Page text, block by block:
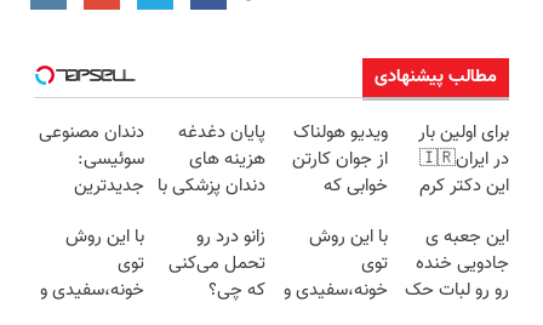
مطالب پیشنهادی
برای اولین بار
در ایران🇮🇷
این دکتر کرم
روزه ساخت!
ویدیو هولناک
از جوان کارتن
خوابی که
آموزش رایگان
پایان دغدغه
هزینه های
دندان پزشکی با
کننده خانگی
دندان مصنوعی
سوئیسی:
جدیدترین
سبک و مقاوم |
پرداخت قسطی
این جعبه ی
جادویی خنده
رو رو لبات حک
با این روش
توی
خونه،سفیدی و
زانو درد رو
تحمل می‌کنی
که چی؟
با این روش
توی
خونه،سفیدی و